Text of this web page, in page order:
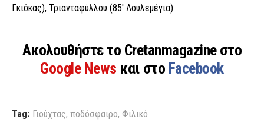
Γκιόκας), Τριανταφύλλου (85′ Λουλεμέγια)
Ακολουθήστε το Cretanmagazine στο
Google News και στο Facebook
Tag: Γιούχτας, ποδόσφαιρο, Φιλικό